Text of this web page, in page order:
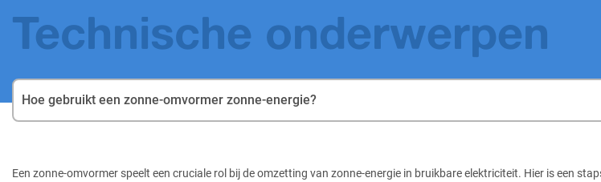
Technische onderwerpen
Hoe gebruikt een zonne-omvormer zonne-energie?
Een zonne-omvormer speelt een cruciale rol bij de omzetting van zonne-energie in bruikbare elektriciteit. Hier is een